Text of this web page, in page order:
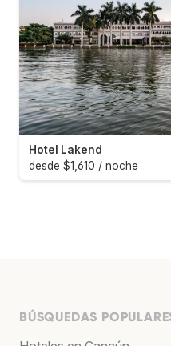
Hotel Lakend
desde $1,610 / noche
BÚSQUEDAS